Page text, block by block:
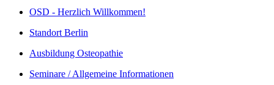
OSD - Herzlich Willkommen!
Standort Berlin
Ausbildung Osteopathie
Seminare / Allgemeine Informationen